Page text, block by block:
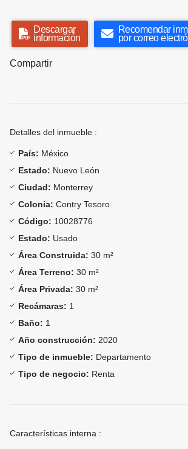
Descargar
información
Recomendar
por correo
Compartir
Detalles del inmueble :
País: México
Estado: Nuevo León
Ciudad: Monterrey
Colonia: Contry Tesoro
Código: 10028776
Estado: Usado
Área Construida: 30 m²
Área Terreno: 30 m²
Área Privada: 30 m²
Recámaras: 1
Baño: 1
Año construcción: 2020
Tipo de inmueble: Departamento
Tipo de negocio: Renta
Características interna :